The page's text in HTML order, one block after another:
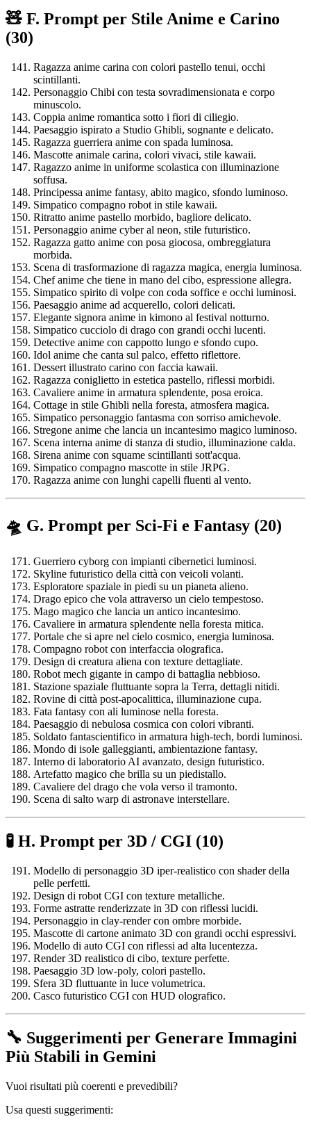
🧸 F. Prompt per Stile Anime e Carino
(30)
Ragazza anime carina con colori pastello tenui, occhi
scintillanti.
Personaggio Chibi con testa sovradimensionata e corpo
minuscolo.
Coppia anime romantica sotto i fiori di ciliegio.
Paesaggio ispirato a Studio Ghibli, sognante e delicato.
Ragazza guerriera anime con spada luminosa.
Mascotte animale carina, colori vivaci, stile kawaii.
Ragazzo anime in uniforme scolastica con illuminazione
soffusa.
Principessa anime fantasy, abito magico, sfondo luminoso.
Simpatico compagno robot in stile kawaii.
Ritratto anime pastello morbido, bagliore delicato.
Personaggio anime cyber al neon, stile futuristico.
Ragazza gatto anime con posa giocosa, ombreggiatura
morbida.
Scena di trasformazione di ragazza magica, energia luminosa.
Chef anime che tiene in mano del cibo, espressione allegra.
Simpatico spirito di volpe con coda soffice e occhi luminosi.
Paesaggio anime ad acquerello, colori delicati.
Elegante signora anime in kimono al festival notturno.
Simpatico cucciolo di drago con grandi occhi lucenti.
Detective anime con cappotto lungo e sfondo cupo.
Idol anime che canta sul palco, effetto riflettore.
Dessert illustrato carino con faccia kawaii.
Ragazza coniglietto in estetica pastello, riflessi morbidi.
Cavaliere anime in armatura splendente, posa eroica.
Cottage in stile Ghibli nella foresta, atmosfera magica.
Simpatico personaggio fantasma con sorriso amichevole.
Stregone anime che lancia un incantesimo magico luminoso.
Scena interna anime di stanza di studio, illuminazione calda.
Sirena anime con squame scintillanti sott'acqua.
Simpatico compagno mascotte in stile JRPG.
Ragazza anime con lunghi capelli fluenti al vento.
🛸 G. Prompt per Sci-Fi e Fantasy (20)
Guerriero cyborg con impianti cibernetici luminosi.
Skyline futuristico della città con veicoli volanti.
Esploratore spaziale in piedi su un pianeta alieno.
Drago epico che vola attraverso un cielo tempestoso.
Mago magico che lancia un antico incantesimo.
Cavaliere in armatura splendente nella foresta mitica.
Portale che si apre nel cielo cosmico, energia luminosa.
Compagno robot con interfaccia olografica.
Design di creatura aliena con texture dettagliate.
Robot mech gigante in campo di battaglia nebbioso.
Stazione spaziale fluttuante sopra la Terra, dettagli nitidi.
Rovine di città post-apocalittica, illuminazione cupa.
Fata fantasy con ali luminose nella foresta.
Paesaggio di nebulosa cosmica con colori vibranti.
Soldato fantascientifico in armatura high-tech, bordi luminosi.
Mondo di isole galleggianti, ambientazione fantasy.
Interno di laboratorio AI avanzato, design futuristico.
Artefatto magico che brilla su un piedistallo.
Cavaliere del drago che vola verso il tramonto.
Scena di salto warp di astronave interstellare.
🧪 H. Prompt per 3D / CGI (10)
Modello di personaggio 3D iper-realistico con shader della
pelle perfetti.
Design di robot CGI con texture metalliche.
Forme astratte renderizzate in 3D con riflessi lucidi.
Personaggio in clay-render con ombre morbide.
Mascotte di cartone animato 3D con grandi occhi espressivi.
Modello di auto CGI con riflessi ad alta lucentezza.
Render 3D realistico di cibo, texture perfette.
Paesaggio 3D low-poly, colori pastello.
Sfera 3D fluttuante in luce volumetrica.
Casco futuristico CGI con HUD olografico.
🔧 Suggerimenti per Generare Immagini
Più Stabili in Gemini
Vuoi risultati più coerenti e prevedibili?
Usa questi suggerimenti: